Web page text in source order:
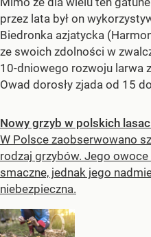
przez lata był on
Biedronka azjatycka
ze swoich zdolności w
10-dniowego rozwoju larwa
Owad dorosły zjada od 15
Nowy grzyb w polskich
W Polsce zaobserwowano
rodzaj grzybów. Jego
smaczne, jednak jego
niebezpieczna.